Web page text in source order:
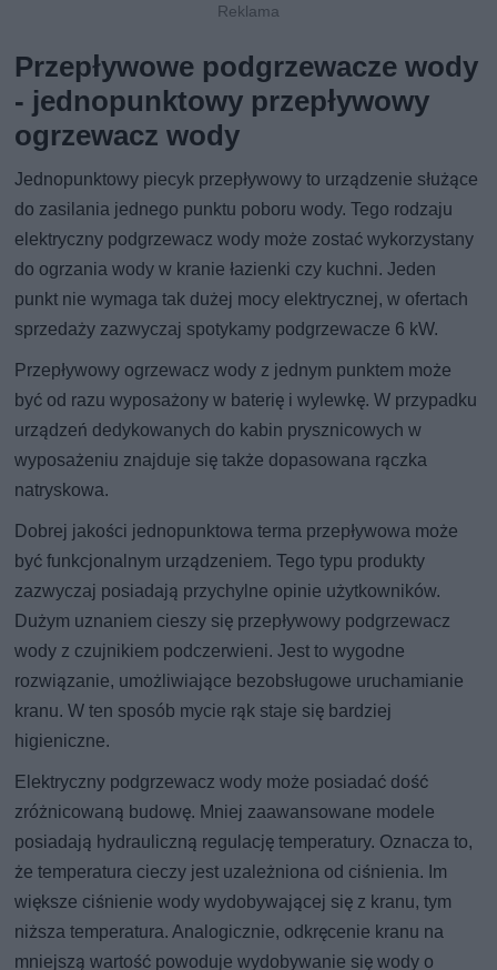
Przepływowe podgrzewacze wody
- jednopunktowy przepływowy
ogrzewacz wody
Jednopunktowy piecyk przepływowy to urządzenie służące
do zasilania jednego punktu poboru wody. Tego rodzaju
elektryczny podgrzewacz wody może zostać wykorzystany
do ogrzania wody w kranie łazienki czy kuchni. Jeden
punkt nie wymaga tak dużej mocy elektrycznej, w ofertach
sprzedaży zazwyczaj spotykamy podgrzewacze 6 kW.
Przepływowy ogrzewacz wody z jednym punktem może
być od razu wyposażony w baterię i wylewkę. W przypadku
urządzeń dedykowanych do kabin prysznicowych w
wyposażeniu znajduje się także dopasowana rączka
natryskowa.
Dobrej jakości jednopunktowa terma przepływowa może
być funkcjonalnym urządzeniem. Tego typu produkty
zazwyczaj posiadają przychylne opinie użytkowników.
Dużym uznaniem cieszy się przepływowy podgrzewacz
wody z czujnikiem podczerwieni. Jest to wygodne
rozwiązanie, umożliwiające bezobsługowe uruchamianie
kranu. W ten sposób mycie rąk staje się bardziej
higieniczne.
Elektryczny podgrzewacz wody może posiadać dość
zróżnicowaną budowę. Mniej zaawansowane modele
posiadają hydrauliczną regulację temperatury. Oznacza to,
że temperatura cieczy jest uzależniona od ciśnienia. Im
większe ciśnienie wody wydobywającej się z kranu, tym
niższa temperatura. Analogicznie, odkręcenie kranu na
mniejszą wartość powoduje wydobywanie się wody o